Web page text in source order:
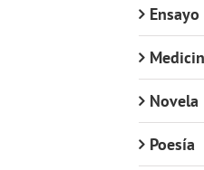
Ensayo
Novela
Poesía